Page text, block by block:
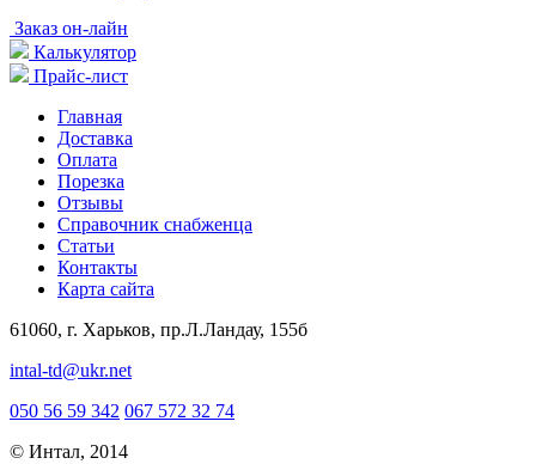
Заказ он-лайн
Калькулятор
Прайс-лист
Главная
Доставка
Оплата
Порезка
Отзывы
Справочник снабженца
Статьи
Контакты
Карта сайта
61060, г. Харьков, пр.Л.Ландау, 155б
intal-td@ukr.net
050 56 59 342 067 572 32 74
© Интал, 2014